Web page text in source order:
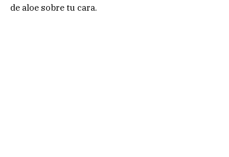
de aloe sobre tu cara.